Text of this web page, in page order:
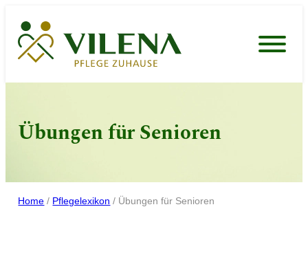
Inhalt
springen
Übungen für Senioren
Home / Pflegelexikon / Übungen für Senioren